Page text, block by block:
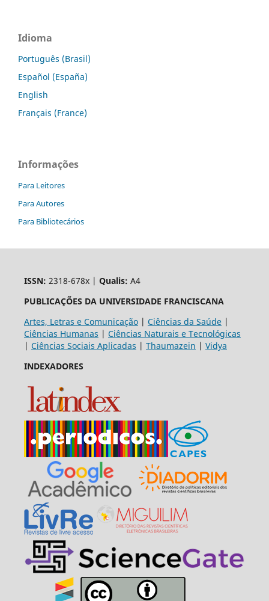
Idioma
Português (Brasil)
Español (España)
English
Français (France)
Informações
Para Leitores
Para Autores
Para Bibliotecários
ISSN: 2318-678x | Qualis: A4
PUBLICAÇÕES DA UNIVERSIDADE FRANCISCANA
Artes, Letras e Comunicação| Ciências da Saúde|
Ciências Humanas | Ciências Naturais e Tecnológicas
| Ciências Sociais Aplicadas | Thaumazein | Vidya
INDEXADORES